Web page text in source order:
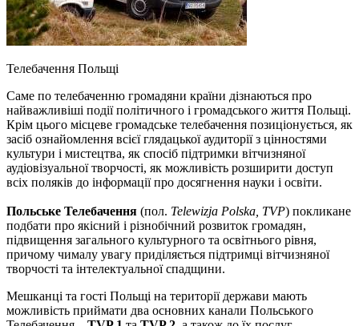
Телебачення Польщі
Саме по телебаченню громадяни країни дізнаються про
найважливіші події політичного і громадського життя Польщі.
Крім цього місцеве громадське телебачення позиціонується, як
засіб ознайомлення всієї глядацької аудиторії з цінностями
культури і мистецтва, як спосіб підтримки вітчизняної
аудіовізуальної творчості, як можливість розширити доступ
всіх поляків до інформації про досягнення науки і освіти.
Польське Телебачення (пол. Telewizja Polska, TVP) покликане
подбати про якісний і різнобічний розвиток громадян,
підвищення загального культурного та освітнього рівня,
причому чималу увагу приділяється підтримці вітчизняної
творчості та інтелектуальної спадщини.
Мешканці та гості Польщі на території держави мають
можливість приймати два основних канали Польського